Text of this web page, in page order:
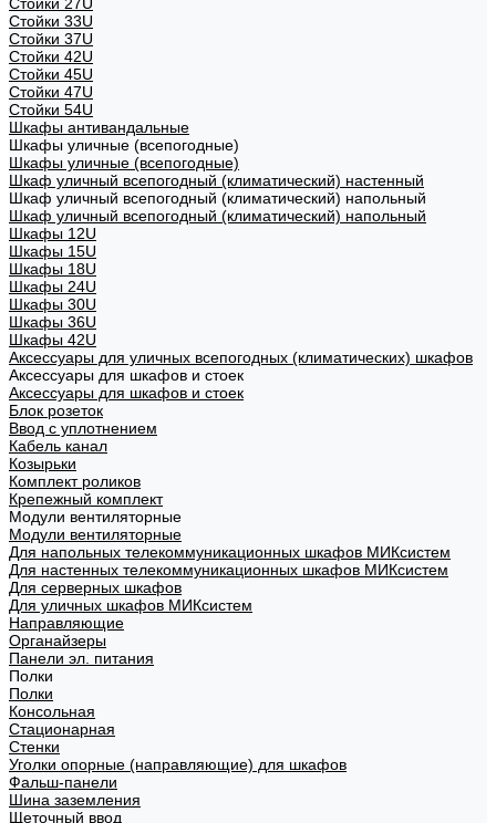
Стойки 33U
Стойки 37U
Стойки 42U
Стойки 45U
Стойки 47U
Стойки 54U
Шкафы антивандальные
Шкафы уличные (всепогодные)
Шкафы уличные (всепогодные)
Шкаф уличный всепогодный (климатический) настенный
Шкаф уличный всепогодный (климатический) напольный
Шкаф уличный всепогодный (климатический) напольный
Шкафы 12U
Шкафы 15U
Шкафы 18U
Шкафы 24U
Шкафы 30U
Шкафы 36U
Шкафы 42U
Аксессуары для уличных всепогодных (климатических) шкафов
Аксессуары для шкафов и стоек
Аксессуары для шкафов и стоек
Блок розеток
Ввод с уплотнением
Кабель канал
Козырьки
Комплект роликов
Крепежный комплект
Модули вентиляторные
Модули вентиляторные
Для напольных телекоммуникационных шкафов МИКсистем
Для настенных телекоммуникационных шкафов МИКсистем
Для серверных шкафов
Для уличных шкафов МИКсистем
Направляющие
Органайзеры
Панели эл. питания
Полки
Полки
Консольная
Стационарная
Стенки
Уголки опорные (направляющие) для шкафов
Фальш-панели
Шина заземления
Щеточный ввод